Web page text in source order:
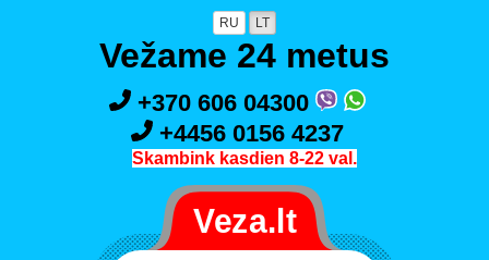
RU LT
Vežame 24 metus
+370 606 04300
+4456 0156 4237
Skambink kasdien 8-22 val.